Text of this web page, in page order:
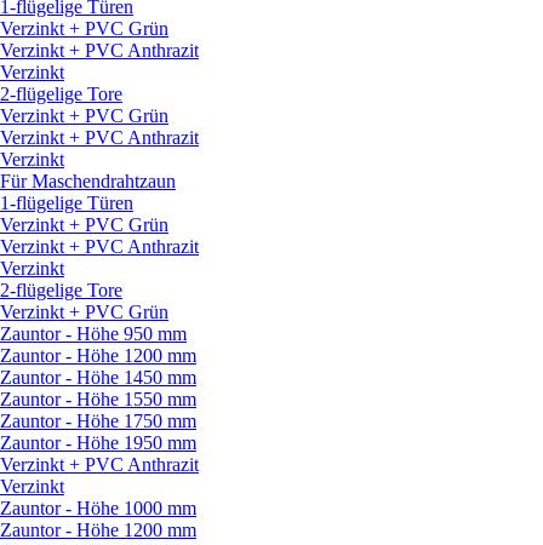
1-flügelige Türen
Verzinkt + PVC Grün
Verzinkt + PVC Anthrazit
Verzinkt
2-flügelige Tore
Verzinkt + PVC Grün
Verzinkt + PVC Anthrazit
Verzinkt
Für Maschendrahtzaun
1-flügelige Türen
Verzinkt + PVC Grün
Verzinkt + PVC Anthrazit
Verzinkt
2-flügelige Tore
Verzinkt + PVC Grün
Zauntor - Höhe 950 mm
Zauntor - Höhe 1200 mm
Zauntor - Höhe 1450 mm
Zauntor - Höhe 1550 mm
Zauntor - Höhe 1750 mm
Zauntor - Höhe 1950 mm
Verzinkt + PVC Anthrazit
Verzinkt
Zauntor - Höhe 1000 mm
Zauntor - Höhe 1200 mm